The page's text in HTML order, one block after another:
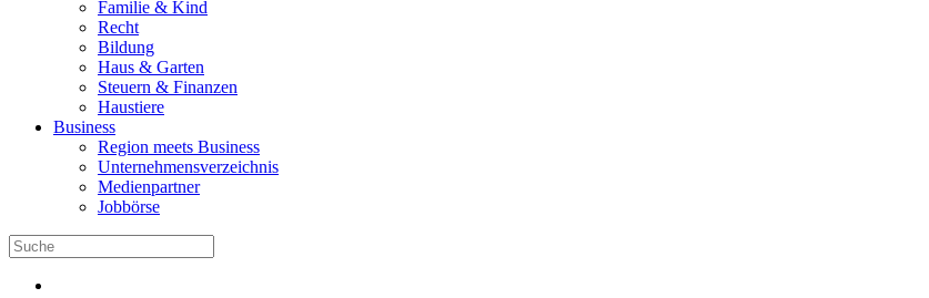
Familie & Kind
Recht
Bildung
Haus & Garten
Steuern & Finanzen
Haustiere
Business
Region meets Business
Unternehmensverzeichnis
Medienpartner
Jobbörse